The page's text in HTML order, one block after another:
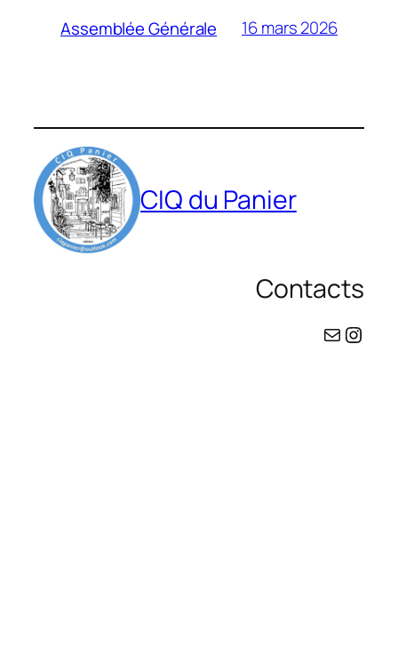
Assemblée Générale 16 mars 2026
CIQ du Panier
Contacts
ciqpanier@outlook.com Instagram